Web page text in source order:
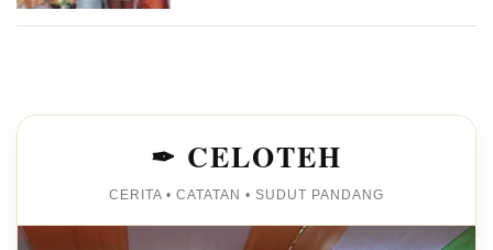
✒ CELOTEH
CERITA • CATATAN • SUDUT PANDANG